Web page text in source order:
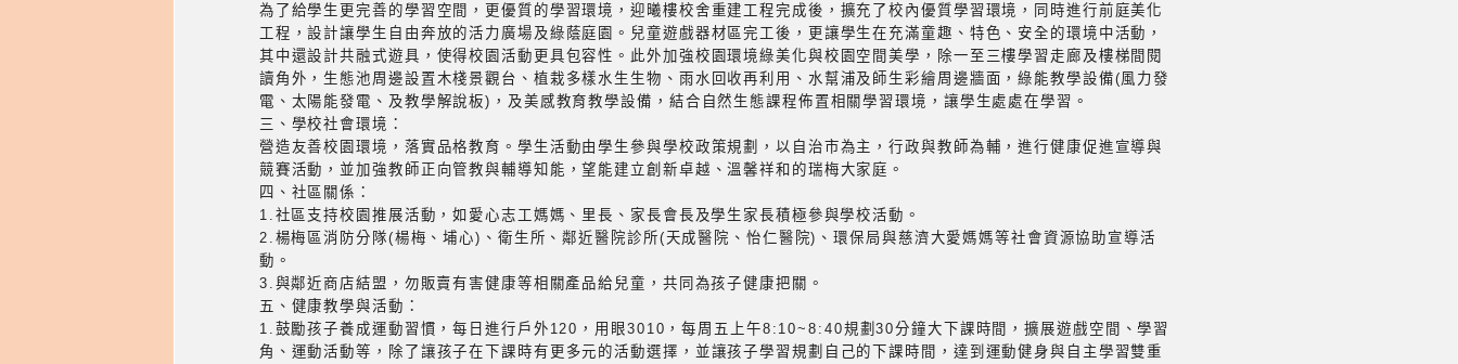
為了給學生更完善的學習空間，更優質的學習環境，迎曦樓校舍重建工程完成後，擴充了校內優質學習環境，同時進行前庭美化
工程，設計讓學生自由奔放的活力廣場及綠蔭庭園。兒童遊戲器材區完工後，更讓學生在充滿童趣、特色、安全的環境中活動，
其中還設計共融式遊具，使得校園活動更具包容性。此外加強校園環境綠美化與校園空間美學，除一至三樓學習走廊及樓梯間閱
讀角外，生態池周邊設置木棧景觀台、植栽多樣水生生物、雨水回收再利用、水幫浦及師生彩繪周邊牆面，綠能教學設備(風力發
電、太陽能發電、及教學解說板)，及美感教育教學設備，結合自然生態課程佈置相關學習環境，讓學生處處在學習。
三、學校社會環境：
營造友善校園環境，落實品格教育。學生活動由學生參與學校政策規劃，以自治市為主，行政與教師為輔，進行健康促進宣導與
競賽活動，並加強教師正向管教與輔導知能，望能建立創新卓越、溫馨祥和的瑞梅大家庭。
四、社區關係：
1.社區支持校園推展活動，如愛心志工媽媽、里長、家長會長及學生家長積極參與學校活動。
2.楊梅區消防分隊(楊梅、埔心)、衛生所、鄰近醫院診所(天成醫院、怡仁醫院)、環保局與慈濟大愛媽媽等社會資源協助宣導活
動。
3.與鄰近商店結盟，勿販賣有害健康等相關產品給兒童，共同為孩子健康把關。
五、健康教學與活動：
1.鼓勵孩子養成運動習慣，每日進行戶外120，用眼3010，每周五上午8:10~8:40規劃30分鐘大下課時間，擴展遊戲空間、學習
角、運動活動等，除了讓孩子在下課時有更多元的活動選擇，並讓孩子學習規劃自己的下課時間，達到運動健身與自主學習雙重